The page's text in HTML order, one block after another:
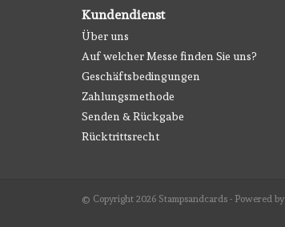
Kundendienst
Über uns
Auf welcher Messe finden Sie uns?
Geschäftsbedingungen
Zahlungsmethode
Senden & Rückgabe
Rücktrittsrecht
© Copyright 2026 Stampsandcards - Powered by